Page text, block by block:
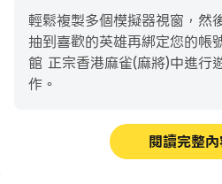
議你如果版本在1.95以下，請
1.95以上的，就現時所知，更新
(如麻將大小等)，如果你認為新
擇不作更新。雀王會館的方針是
它遊戲為多，請見諒。
Q5. 為什麼我打一萬，下家食糊
輕鬆複製多個模擬器視窗，然
抽到喜歡的英雄再綁定您的帳
館 正宗香港麻雀(麻將)中進行
作。
閱讀完整